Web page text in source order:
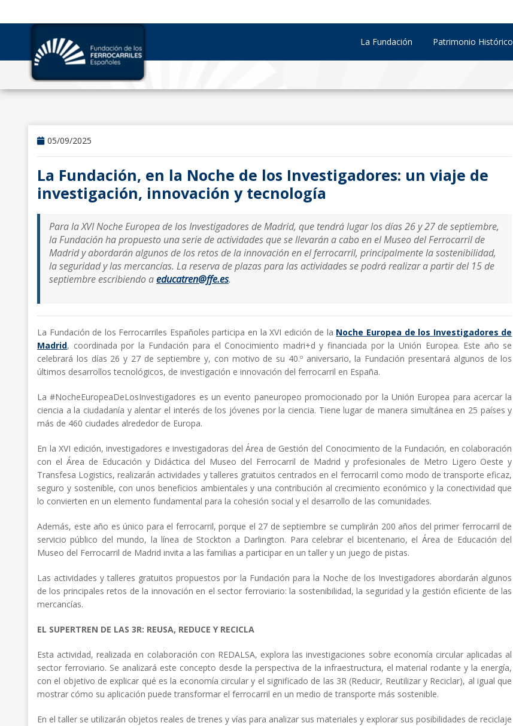
La Fundación Patrimonio Histórico
05/09/2025
La Fundación, en la Noche de los Investigadores: un viaje de
investigación, innovación y tecnología
Para la XVI Noche Europea de los Investigadores de Madrid, que tendrá lugar los días 26 y 27 de septiembre,
la Fundación ha propuesto una serie de actividades que se llevarán a cabo en el Museo del Ferrocarril de
Madrid y abordarán algunos de los retos de la innovación en el ferrocarril, principalmente la sostenibilidad,
la seguridad y las mercancías. La reserva de plazas para las actividades se podrá realizar a partir del 15 de
septiembre escribiendo aeducatren@ffe.es.
La Fundación de los Ferrocarriles Españoles participa en la XVI edición de la Noche Europea de los Investigadores de
Madrid, coordinada por la Fundación para el Conocimiento madri+d y financiada por la Unión Europea. Este año se
celebrará los días 26 y 27 de septiembre y, con motivo de su 40.º aniversario, la Fundación presentará algunos de los
últimos desarrollos tecnológicos, de investigación e innovación del ferrocarril en España.
La #NocheEuropeaDeLosInvestigadores es un evento paneuropeo promocionado por la Unión Europea para acercar la
ciencia a la ciudadanía y alentar el interés de los jóvenes por la ciencia. Tiene lugar de manera simultánea en 25 países y
más de 460 ciudades alrededor de Europa.
En la XVI edición, investigadores e investigadoras del Área de Gestión del Conocimiento de la Fundación, en colaboración
con el Área de Educación y Didáctica del Museo del Ferrocarril de Madrid y profesionales de Metro Ligero Oeste y
Transfesa Logistics, realizarán actividades y talleres gratuitos centrados en el ferrocarril como modo de transporte eficaz,
seguro y sostenible, con unos beneficios ambientales y una contribución al crecimiento económico y la conectividad que
lo convierten en un elemento fundamental para la cohesión social y el desarrollo de las comunidades.
Además, este año es único para el ferrocarril, porque el 27 de septiembre se cumplirán 200 años del primer ferrocarril de
servicio público del mundo, la línea de Stockton a Darlington. Para celebrar el bicentenario, el Área de Educación del
Museo del Ferrocarril de Madrid invita a las familias a participar en un taller y un juego de pistas.
Las actividades y talleres gratuitos propuestos por la Fundación para la Noche de los Investigadores abordarán algunos
de los principales retos de la innovación en el sector ferroviario: la sostenibilidad, la seguridad y la gestión eficiente de las
mercancías.
EL SUPERTREN DE LAS 3R: REUSA, REDUCE Y RECICLA
Esta actividad, realizada en colaboración con REDALSA, explora las investigaciones sobre economía circular aplicadas al
sector ferroviario. Se analizará este concepto desde la perspectiva de la infraestructura, el material rodante y la energía,
con el objetivo de explicar qué es la economía circular y el significado de las 3R (Reducir, Reutilizar y Reciclar), al igual que
mostrar cómo su aplicación puede transformar el ferrocarril en un medio de transporte más sostenible.
En el taller se utilizarán objetos reales de trenes y vías para analizar sus materiales y explorar sus posibilidades de reciclaje